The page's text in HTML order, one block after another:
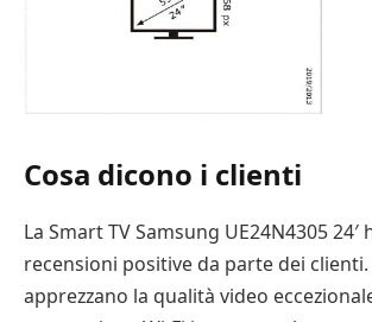
Cosa dicono i clienti
La Smart TV Samsung UE24N4305 24′
recensioni positive da parte dei
apprezzano la qualità video